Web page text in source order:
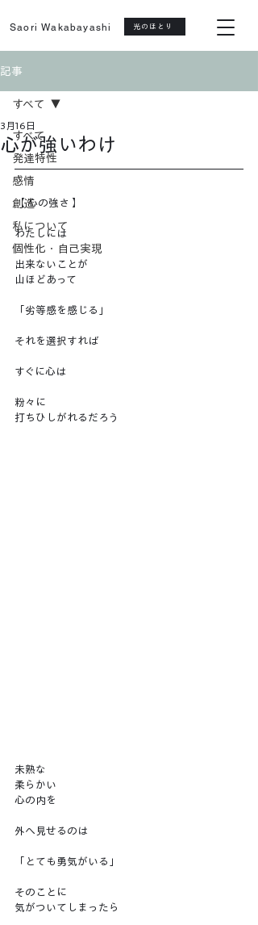
Saori Wakabayashi 光のほとり
記事
すべて
発達特性
感情
創造
私について
個性化・自己実現
すべて
心が強いわけ
3月16日
【 心の強さ 】
わたしには
出来ないことが
山ほどあって
「劣等感を感じる」
それを選択すれば
すぐに心は
粉々に
打ちひしがれるだろう
未熟な
柔らかい
心の内を
外へ見せるのは
「とても勇気がいる」
そのことに
気がついてしまったら